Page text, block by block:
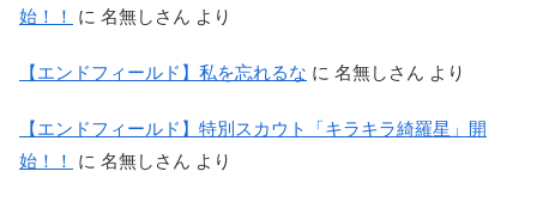
始！！
に 名無しさん より
【エンドフィールド】私を忘れるな に 名無しさん より
【エンドフィールド】特別スカウト「キラキラ綺羅星」開
始！！
に 名無しさん より